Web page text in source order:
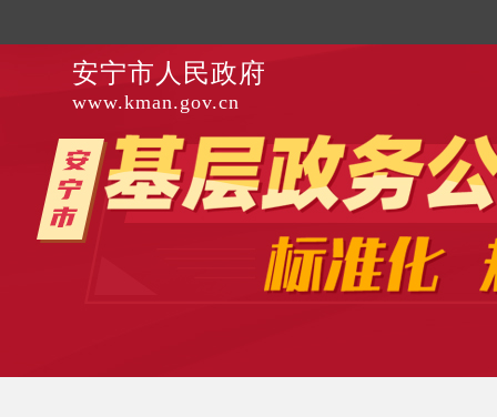
安宁市人民政府
www.kman.gov.cn